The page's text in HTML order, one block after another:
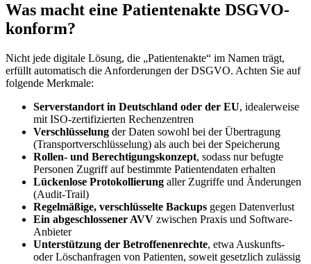
Was macht eine Patientenakte DSGVO-
konform?
Nicht jede digitale Lösung, die „Patientenakte“ im Namen trägt,
erfüllt automatisch die Anforderungen der DSGVO. Achten Sie auf
folgende Merkmale:
Serverstandort in Deutschland oder der EU, idealerweise
mit ISO-zertifizierten Rechenzentren
Verschlüsselung der Daten sowohl bei der Übertragung
(Transportverschlüsselung) als auch bei der Speicherung
Rollen- und Berechtigungskonzept, sodass nur befugte
Personen Zugriff auf bestimmte Patientendaten erhalten
Lückenlose Protokollierung aller Zugriffe und Änderungen
(Audit-Trail)
Regelmäßige, verschlüsselte Backups gegen Datenverlust
Ein abgeschlossener AVV zwischen Praxis und Software-
Anbieter
Unterstützung der Betroffenenrechte, etwa Auskunfts-
oder Löschanfragen von Patienten, soweit gesetzlich zulässig